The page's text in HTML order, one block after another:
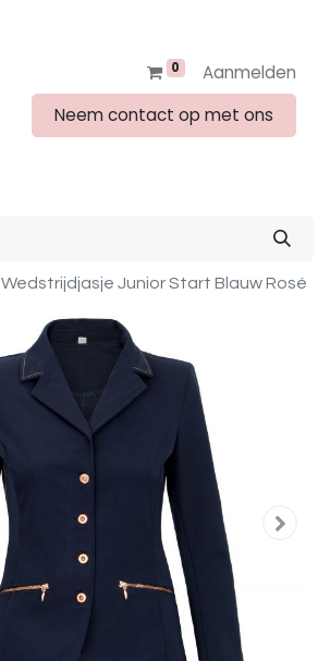
0
Aanmelden
Neem contact op met ons
Wedstrijdjasje Junior Start Blauw Rosé